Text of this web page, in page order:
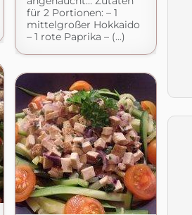
für 2 Portionen: – 1
mittelgroßer Hokkaido
– 1 rote Paprika – (...)